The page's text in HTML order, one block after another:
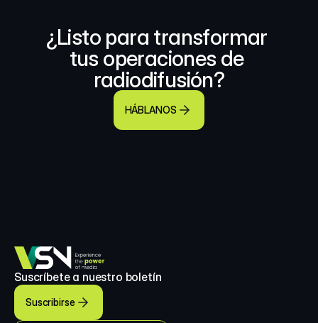
¿Listo para transformar
tus operaciones de
radiodifusión?
HÁBLANOS
Suscríbete a nuestro boletín
Suscribirse